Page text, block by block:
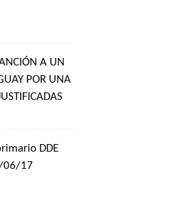
A UN
POR UNA
DDE
06/17